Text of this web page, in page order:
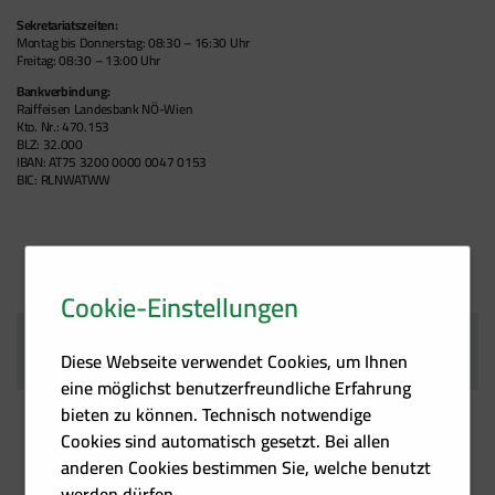
Sekretariatszeiten:
Montag bis Donnerstag: 08:30 – 16:30 Uhr
Freitag: 08:30 – 13:00 Uhr
Bankverbindung:
Raiffeisen Landesbank NÖ-Wien
Kto. Nr.: 470.153
BLZ: 32.000
IBAN: AT75 3200 0000 0047 0153
BIC: RLNWATWW
AUCH INTERESSANT
Cookie-Einstellungen
Diese Webseite verwendet Cookies, um Ihnen
eine möglichst benutzerfreundliche Erfahrung
bieten zu können. Technisch notwendige
Cookies sind automatisch gesetzt. Bei allen
anderen Cookies bestimmen Sie, welche benutzt